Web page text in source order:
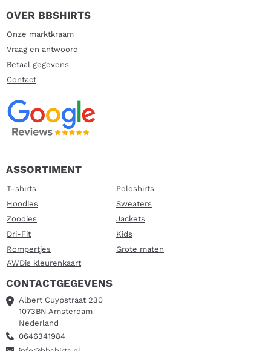
OVER BBSHIRTS
Onze marktkraam
Vraag en antwoord
Betaal gegevens
Contact
ASSORTIMENT
T-shirts
Poloshirts
Hoodies
Sweaters
Zoodies
Jackets
Dri-Fit
Kids
Rompertjes
Grote maten
AWDis kleurenkaart
CONTACTGEGEVENS
Albert Cuypstraat 230
1073BN Amsterdam
Nederland
0646341984